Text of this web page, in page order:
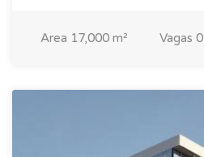
Area 17,000 m² Vagas 0